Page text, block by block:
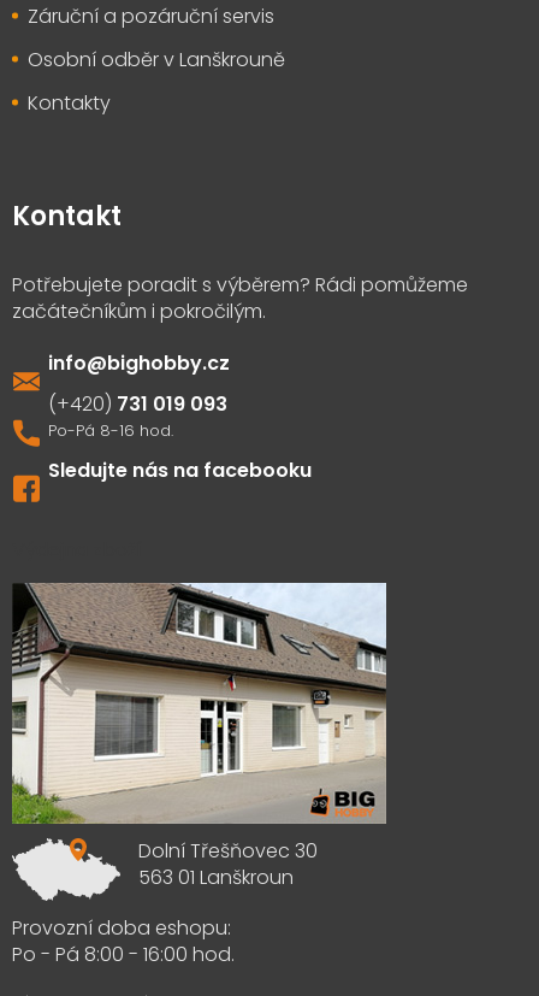
Záruční a pozáruční servis
Osobní odběr v Lanškrouně
Kontakty
Kontakt
info@bighobby.cz
731 019 093
Sledujte nás na facebooku
Dolní Třešňovec 30
563 01 Lanškroun
Provozní doba eshopu:
Po - Pá 8:00 - 16:00 hod.